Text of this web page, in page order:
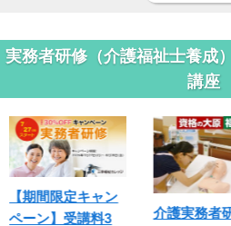
実務者研修（介護福祉士養成
講座
介護実務者研修 ★
★合格率は